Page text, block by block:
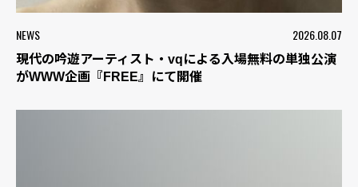
NEWS 2026.08.07
現代の吟遊アーティスト・vqによる入場無料の単独公演
がWWW企画『FREE』にて開催